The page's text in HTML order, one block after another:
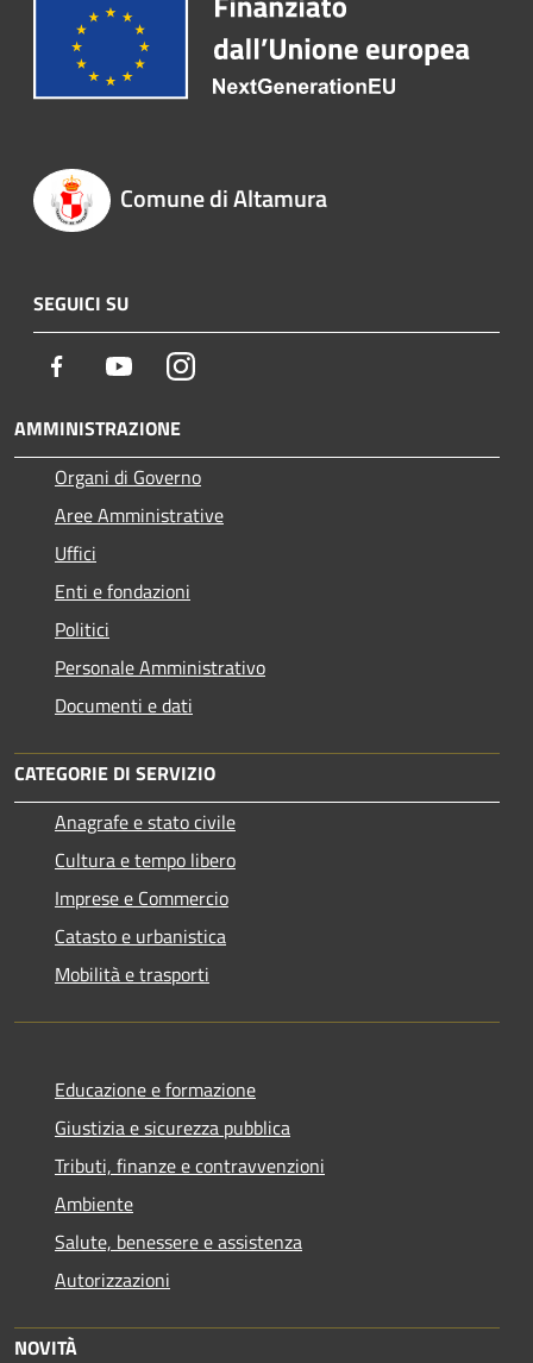
Comune di Altamura
SEGUICI SU
Facebook YoutubeInstagram
AMMINISTRAZIONE
Organi di Governo
Aree Amministrative
Uffici
Enti e fondazioni
Politici
Personale Amministrativo
Documenti e dati
CATEGORIE DI SERVIZIO
Anagrafe e stato civile
Cultura e tempo libero
Imprese e Commercio
Catasto e urbanistica
Mobilità e trasporti
Educazione e formazione
Giustizia e sicurezza pubblica
Tributi, finanze e contravvenzioni
Ambiente
Salute, benessere e assistenza
Autorizzazioni
NOVITÀ